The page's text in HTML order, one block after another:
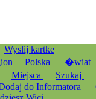
Wyslij kartke
Polska �wiat
Miejsca Szukaj
do Informatora